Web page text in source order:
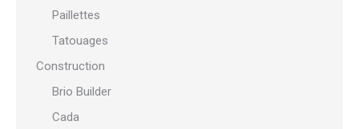
Paillettes
Tatouages
Construction
Brio Builder
Cada